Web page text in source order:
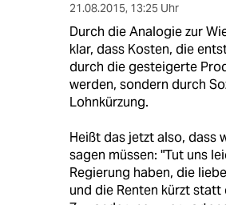
21.08.2015, 13:25 Uhr
Durch die Analogie zur
klar, dass Kosten, die
durch die gesteigerte
werden, sondern durch
Lohnkürzung.
Heißt das jetzt also, dass
sagen müssen: "Tut uns
Regierung haben, die
und die Renten kürzt statt